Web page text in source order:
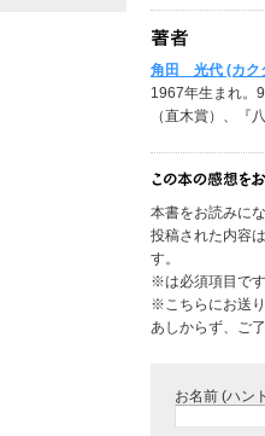
角田 光代 (カク
1967年生まれ。
（直木賞）、『
本書をお読みに
投稿された内容
す。
※は必須項目で
※こちらにお送
あしからず、ご
お名前 (ハン